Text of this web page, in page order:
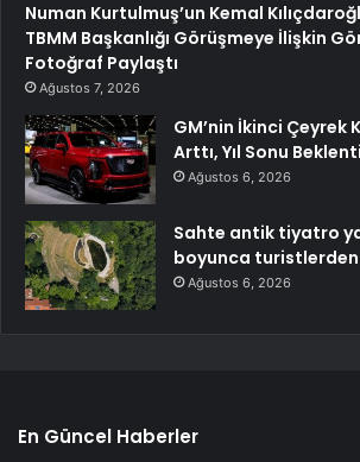
Numan Kurtulmuş’un Kemal
TBMM Başkanlığı Görüşmeye İlişkin
Fotoğraf Paylaştı
Ağustos 7, 2026
GM’nin İkinci Çeyrek
Arttı, Yıl Sonu
Ağustos 6, 2026
Sahte antik tiyatro
boyunca
Ağustos 6, 2026
En Güncel Haberler